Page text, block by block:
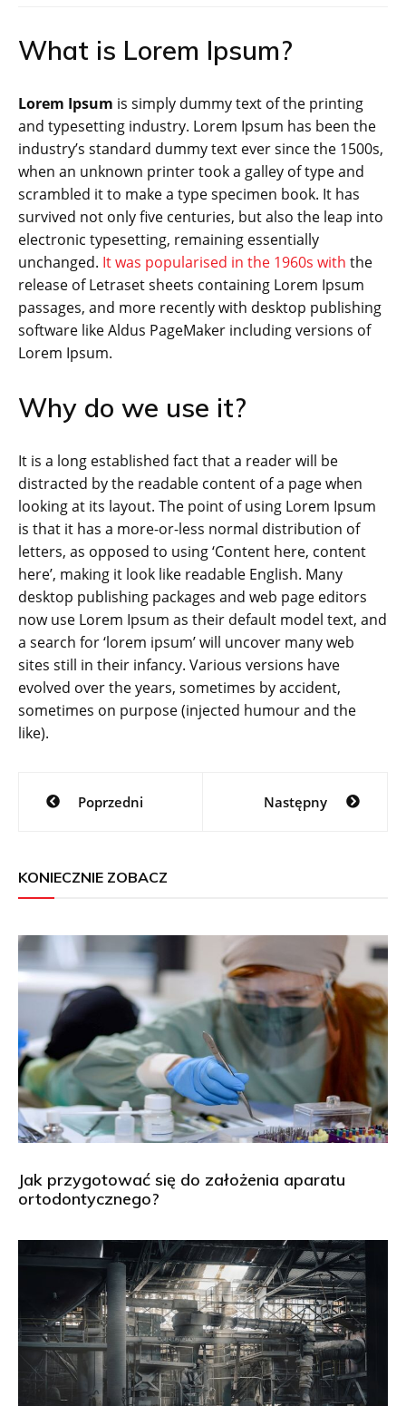
What is Lorem Ipsum?
Lorem Ipsum is simply dummy text of the printing
and typesetting industry. Lorem Ipsum has been the
industry’s standard dummy text ever since the 1500s,
when an unknown printer took a galley of type and
scrambled it to make a type specimen book. It has
survived not only five centuries, but also the leap into
electronic typesetting, remaining essentially
unchanged. It was popularised in the 1960s with the
release of Letraset sheets containing Lorem Ipsum
passages, and more recently with desktop publishing
software like Aldus PageMaker including versions of
Lorem Ipsum.
Why do we use it?
It is a long established fact that a reader will be
distracted by the readable content of a page when
looking at its layout. The point of using Lorem Ipsum
is that it has a more-or-less normal distribution of
letters, as opposed to using ‘Content here, content
here’, making it look like readable English. Many
desktop publishing packages and web page editors
now use Lorem Ipsum as their default model text, and
a search for ‘lorem ipsum’ will uncover many web
sites still in their infancy. Various versions have
evolved over the years, sometimes by accident,
sometimes on purpose (injected humour and the
like).
Nawigacja
wpisuPoprzedni Następny
KONIECZNIE ZOBACZ
Jak przygotować się do założenia aparatu
ortodontycznego?